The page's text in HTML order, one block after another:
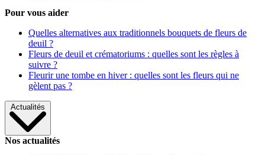
Pour vous aider
Quelles alternatives aux traditionnels bouquets de fleurs de
deuil ?
Fleurs de deuil et crématoriums : quelles sont les règles à
suivre ?
Fleurir une tombe en hiver : quelles sont les fleurs qui ne
gèlent pas ?
Actualités
Nos actualités